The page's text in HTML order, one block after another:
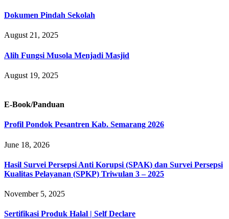
Dokumen Pindah Sekolah
August 21, 2025
Alih Fungsi Musola Menjadi Masjid
August 19, 2025
E-Book/Panduan
Profil Pondok Pesantren Kab. Semarang 2026
June 18, 2026
Hasil Survei Persepsi Anti Korupsi (SPAK) dan Survei Persepsi
Kualitas Pelayanan (SPKP) Triwulan 3 – 2025
November 5, 2025
Sertifikasi Produk Halal | Self Declare